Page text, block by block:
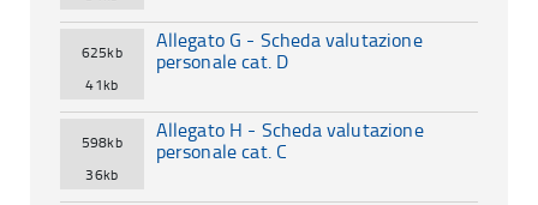
625kb
41kb
Allegato G - Scheda valutazione
personale cat. D
598kb
36kb
Allegato H - Scheda valutazione
personale cat. C